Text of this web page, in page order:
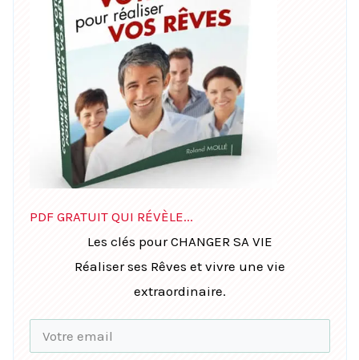
PDF GRATUIT QUI RÉVÈLE...
Les clés pour CHANGER SA VIE
Réaliser ses Rêves et vivre une vie
extraordinaire.